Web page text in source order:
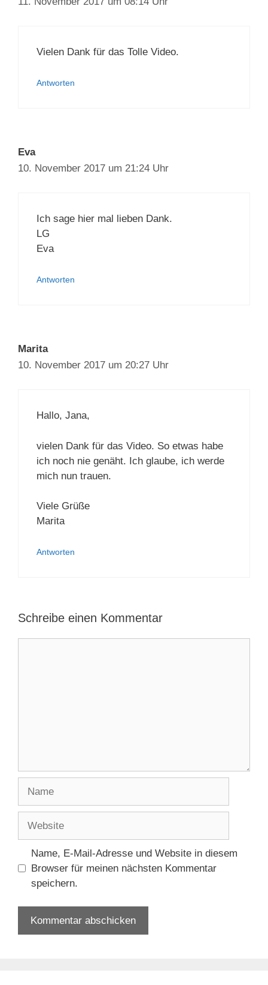
Vielen Dank für das Tolle Video.
Antworten
Eva
10. November 2017 um 21:24 Uhr
Ich sage hier mal lieben Dank.
LG
Eva
Antworten
Marita
10. November 2017 um 20:27 Uhr
Hallo, Jana,
vielen Dank für das Video. So etwas habe
ich noch nie genäht. Ich glaube, ich werde
mich nun trauen.
Viele Grüße
Marita
Antworten
Schreibe einen Kommentar
Name, E-Mail-Adresse und Website in diesem
Browser für meinen nächsten Kommentar
speichern.